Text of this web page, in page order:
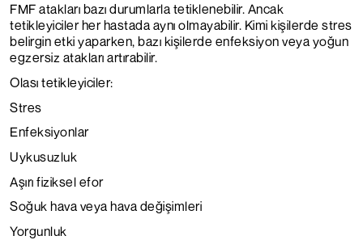
FMF atakları bazı durumlarla tetiklenebilir. Ancak
tetikleyiciler her hastada aynı olmayabilir. Kimi kişilerde stres
belirgin etki yaparken, bazı kişilerde enfeksiyon veya yoğun
egzersiz atakları artırabilir.
Olası tetikleyiciler:
Stres
Enfeksiyonlar
Uykusuzluk
Aşırı fiziksel efor
Soğuk hava veya hava değişimleri
Yorgunluk